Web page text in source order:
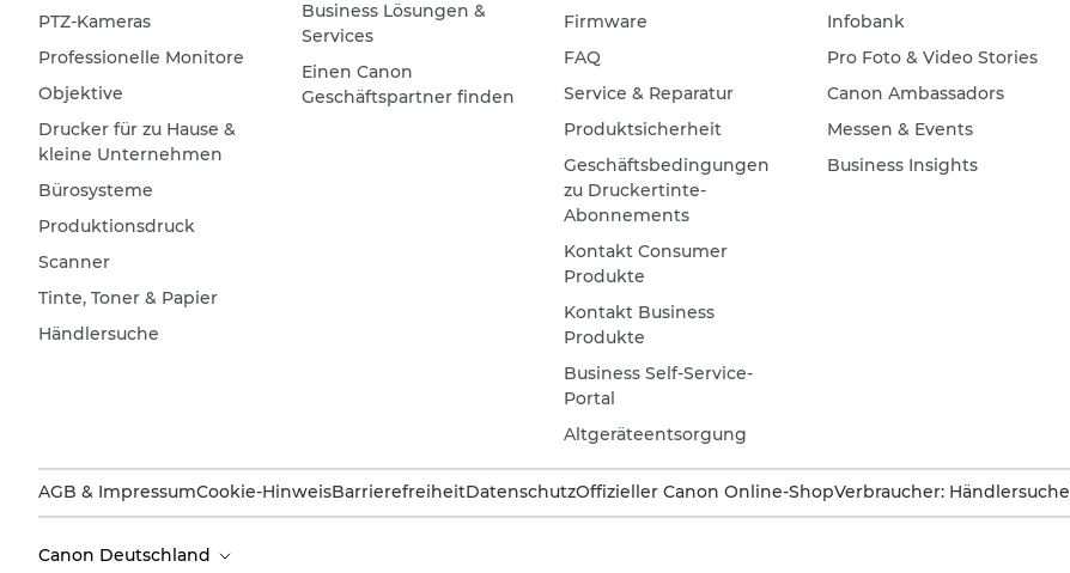
PTZ-Kameras
Professionelle Monitore
Objektive
Drucker für zu Hause &
kleine Unternehmen
Bürosysteme
Produktionsdruck
Scanner
Tinte, Toner & Papier
Händlersuche
Business Lösungen &
Services
Einen Canon
Geschäftspartner finden
Firmware
FAQ
Service & Reparatur
Produktsicherheit
Geschäftsbedingungen
zu Druckertinte-
Abonnements
Kontakt Consumer
Produkte
Kontakt Business
Produkte
Business Self-Service-
Portal
Altgeräteentsorgung
Infobank
Pro Foto & Video Stories
Canon Ambassadors
Messen & Events
Business Insights
AGB & ImpressumCookie-HinweisBarrierefreiheitDatenschutzOffizieller Canon Online-ShopVerbraucher: Händlersuche
Canon Deutschland